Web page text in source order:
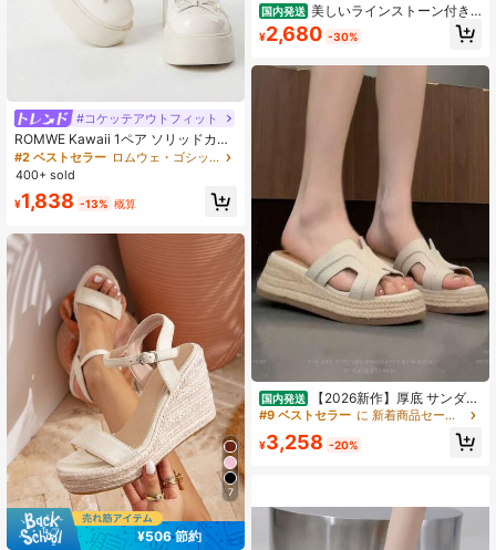
#コケッテアウトフィット
ROMWE Kawaii 1ペア ソリッドカラ
ー プリーツスタイル キュート PUレ
ザー リボン プラットフォームオック
ェスティバル、オールシーズン用 ブ
リティッシュファッションローファ
ー、メリージェーン
#2 ベストセラー
ロムウェ・ゴシック レディースシューズ
400+ sold
¥1,838 -13% 概算
7
¥506 節約
国内発送 美しいラインストーン付き
の女性用サンダル、夏用ウェッジヒ
ールのフレンチスタイルのビーチサ
¥2,680 -30%
国内発送
【2026新作】厚底 サンダル
レディース ミュール サボ Hカット
ジュート麻 草編み 麦わら風 つっか
#9 ベストセラー に 新着商品セール ウィメンズウェッジ&プラットフォーム
¥3,258 -20%